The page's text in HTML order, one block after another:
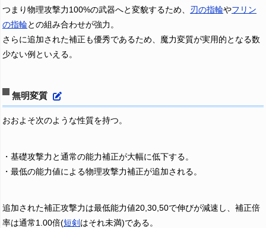
つまり物理攻撃力100%の武器へと変貌するため、 刃の指輪やフリン
の指輪との組み合わせが強力。
さらに追加された補正も優秀であるため、魔力変質が実用的となる数
少ない例といえる。
無明変質
おおよそ次のような性質を持つ。
・基礎攻撃力と通常の能力補正が大幅に低下する。
・最低の能力値による物理攻撃力補正が追加される。
追加された補正攻撃力は最低能力値20,30,50で伸びが減速し、補正倍
率は通常1.00倍(短剣 はそれ未満)である。